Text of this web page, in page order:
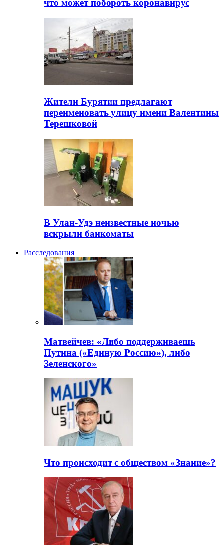
что может побороть коронавирус
Жители Бурятии предлагают
переименовать улицу имени Валентины
Терешковой
В Улан-Удэ неизвестные ночью
вскрыли банкоматы
Расследования
Матвейчев: «Либо поддерживаешь
Путина («Единую Россию»), либо
Зеленского»
Что происходит с обществом «Знание»?